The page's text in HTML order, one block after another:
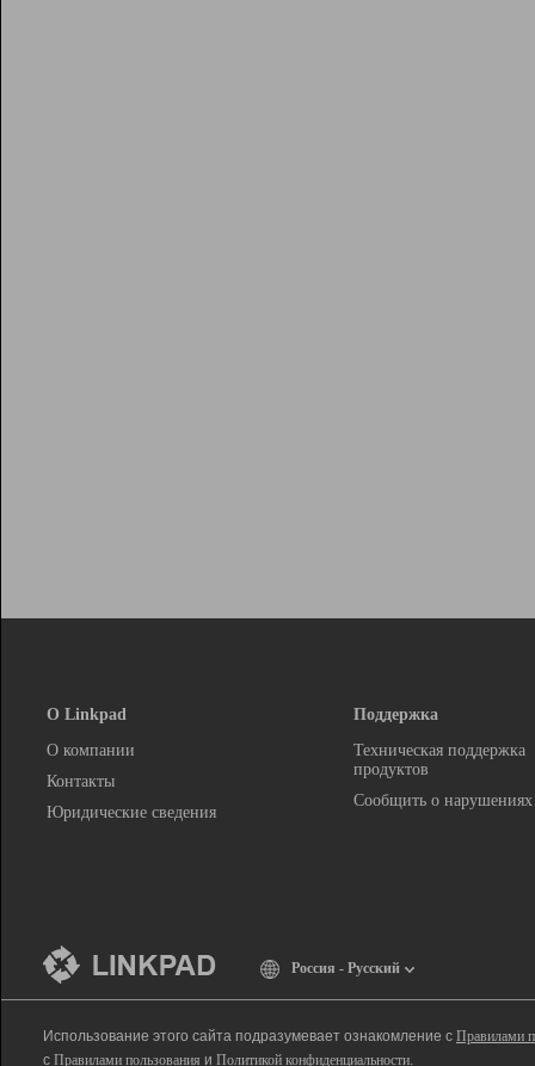
О Linkpad
О компании
Контакты
Юридические сведения
Поддержка
Техническая поддержка
продуктов
Сообщить о нарушениях
Россия - Русский
Использование этого сайта подразумевает ознакомление с Правилами
с Правилами пользования и Политикой конфиденциальности.